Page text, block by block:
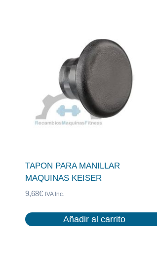
TAPON PARA MANILLAR
MAQUINAS KEISER
9,68€ IVA Inc.
Añadir al carrito